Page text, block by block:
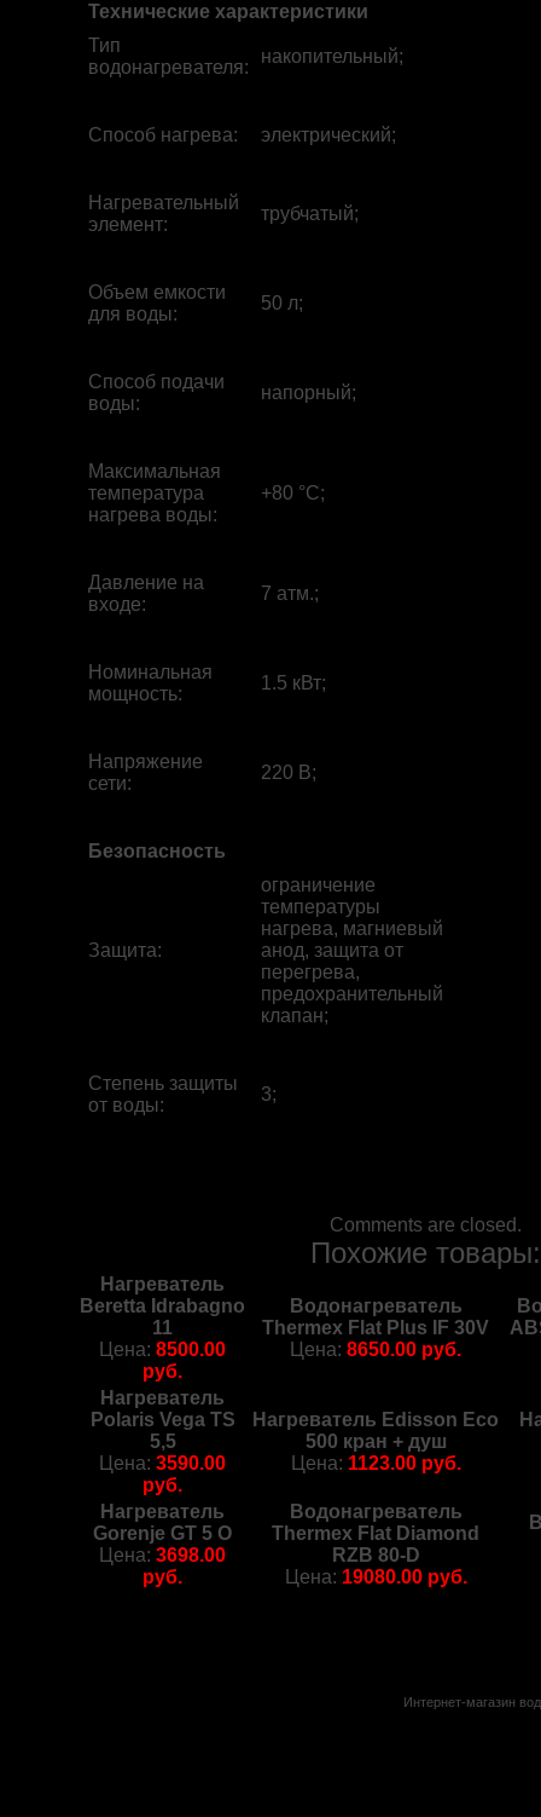
Технические характеристики
Тип
водонагревателя:
накопительный;
Способ нагрева: электрический;
Нагревательный
элемент:
трубчатый;
Объем емкости
для воды:
50 л;
Способ подачи
воды:
напорный;
Максимальная
температура
нагрева воды:
+80 °С;
Давление на
входе:
7 атм.;
Номинальная
мощность:
1.5 кВт;
Напряжение
сети:
220 В;
Безопасность
Защита:
ограничение
температуры
нагрева, магниевый
анод, защита от
перегрева,
предохранительный
клапан;
Степень защиты
от воды:
3;
Comments are closed.
Похожие товары:
Нагреватель
Beretta Idrabagno
11
Цена:8500.00
руб.
Водонагреватель
Thermex Flat Plus IF 30V
Цена:8650.00 руб.
Нагреватель
Polaris Vega TS
5,5
Цена:3590.00
руб.
Нагреватель Edisson Eco
500 кран + душ
Цена: 1123.00 руб.
Нагреватель
Gorenje GT 5 O
Цена:3698.00
руб.
Водонагреватель
Thermex Flat Diamond
RZB 80-D
Цена: 19080.00 руб.
Интернет-магазин